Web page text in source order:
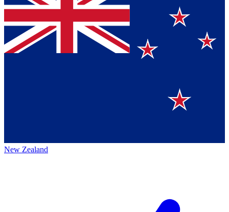
New Zealand